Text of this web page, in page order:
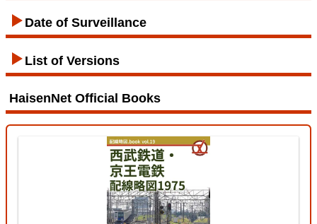
Tozai Line
Ryōmō Line
12 Jul. 2026
Tōhoku Line (Tōkyō - Kuroiso)
Date of Surveillance
List of Versions
HaisenNet Official Books